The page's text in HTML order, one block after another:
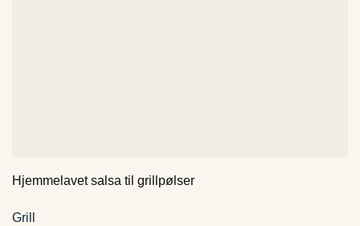
Hjemmelavet salsa til grillpølser
Grill